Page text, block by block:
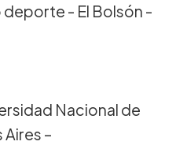
- El Bolsón -
Nacional de
Aires –